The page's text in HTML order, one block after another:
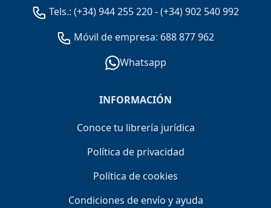
Tels.: (+34) 944 255 220-(+34) 902 540 992
Móvil de empresa: 688 877 962
Whatsapp
INFORMACIÓN
Conoce tu librería jurídica
Política de privacidad
Política de cookies
Condiciones de envío y ayuda